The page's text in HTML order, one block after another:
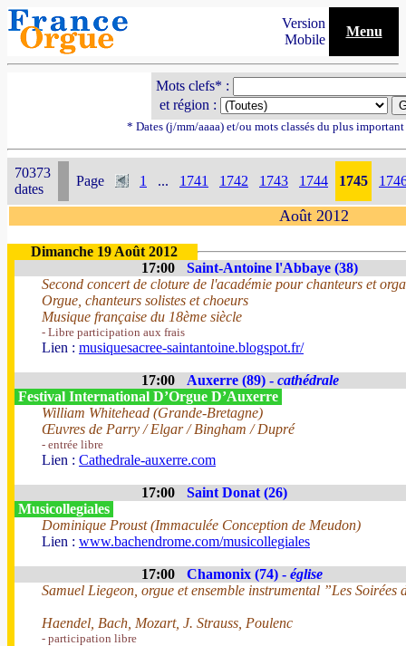
Version
Mobile
Menu
Mots clefs* :
et région :
* Dates (j/mm/aaaa) et/ou mots classés du plus
70373
dates
Page 1 ... 1741 1742 1743 1744 1745
Août 2012
Dimanche 19 Août 2012
17:00
Saint-Antoine l'Abbaye (38)
Second concert de cloture de l'académie pour chanteurs et
Orgue, chanteurs solistes et choeurs
Musique française du 18ème siècle
- Libre participation aux frais
Lien : musiquesacree-saintantoine.blogspot.fr/
17:00 Auxerre (89) - cathédrale
Festival International D’Orgue D’Auxerre
William Whitehead (Grande-Bretagne)
Œuvres de Parry / Elgar / Bingham / Dupré
- entrée libre
Lien : Cathedrale-auxerre.com
17:00
Saint Donat (26)
Musicollegiales
Dominique Proust (Immaculée Conception de Meudon)
Lien : www.bachendrome.com/musicollegiales
17:00 Chamonix (74) - église
Samuel Liegeon, orgue et ensemble instrumental ”Les
Haendel, Bach, Mozart, J. Strauss, Poulenc
- participation libre